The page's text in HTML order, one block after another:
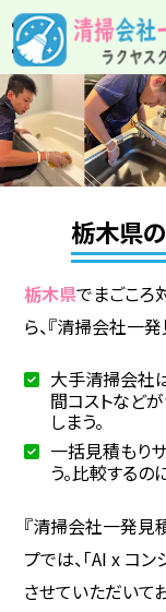
栃木県
栃木県でまごころ
ら、『清掃会社一
大手清掃会社
間コストなどが
しまう。
一括見積もり
う。比較するの
『清掃会社一発見
プでは、「AI x コ
させていただいて